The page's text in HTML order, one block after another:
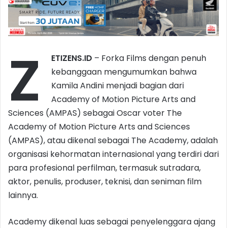
Z ETIZENS.ID – Forka Films dengan penuh
kebanggaan mengumumkan bahwa
Kamila Andini menjadi bagian dari
Academy of Motion Picture Arts and
Sciences (AMPAS) sebagai Oscar voter The
Academy of Motion Picture Arts and Sciences
(AMPAS), atau dikenal sebagai The Academy, adalah
organisasi kehormatan internasional yang terdiri dari
para profesional perfilman, termasuk sutradara,
aktor, penulis, produser, teknisi, dan seniman film
lainnya.
Academy dikenal luas sebagai penyelenggara ajang